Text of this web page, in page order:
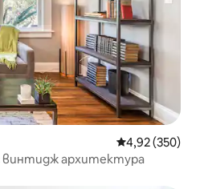
Средна
4,92 (350)
винтидж архитектура